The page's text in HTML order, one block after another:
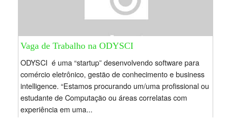
Vaga de Trabalho na ODYSCI
ODYSCI é uma “startup” desenvolvendo software para
comércio eletrônico, gestão de conhecimento e business
intelligence. “Estamos procurando um/uma profissional ou
estudante de Computação ou áreas correlatas com
experiência em uma...